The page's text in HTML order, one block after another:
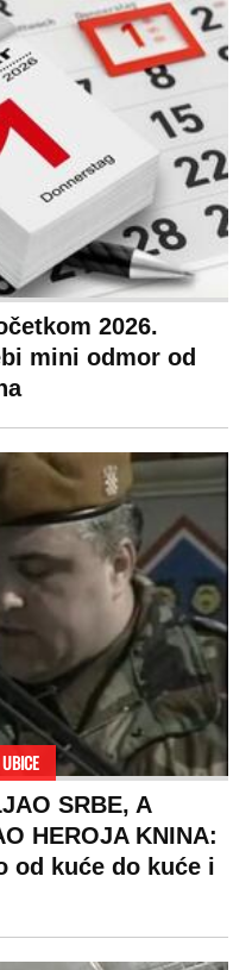
ove godine treba
Nečija cela
Košarka
Tenis
sportovi
Navijači
Showtime
VIRALNO
Bizar
Svaštara
Tiktok
MONDO INC.
Impressum
Kontakt